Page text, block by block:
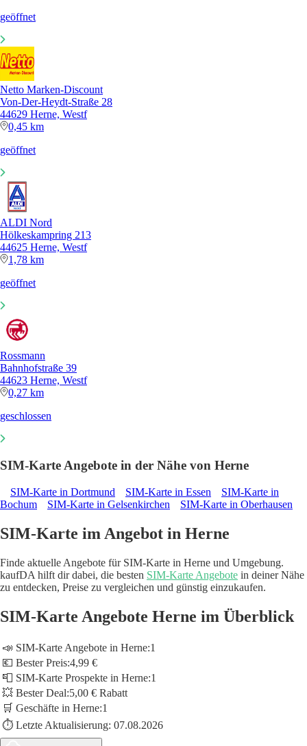
geöffnet
Netto Marken-Discount
Von-Der-Heydt-Straße 28
44629 Herne, Westf
0,45 km
geöffnet
ALDI Nord
Hölkeskampring 213
44625 Herne, Westf
1,78 km
geöffnet
Rossmann
Bahnhofstraße 39
44623 Herne, Westf
0,27 km
geschlossen
SIM-Karte Angebote in der Nähe von Herne
SIM-Karte in Dortmund SIM-Karte in Essen
SIM-Karte in
Bochum
SIM-Karte in Gelsenkirchen SIM-Karte in Oberhausen
SIM-Karte im Angebot in Herne
Finde aktuelle Angebote für SIM-Karte in Herne und Umgebung.
kaufDA hilft dir dabei, die besten SIM-Karte Angebote in deiner Nähe
zu entdecken, Preise zu vergleichen und günstig einzukaufen.
SIM-Karte Angebote Herne im Überblick
📣 SIM-Karte Angebote in Herne:1
💶 Bester Preis:4,99 €
📮 SIM-Karte Prospekte in Herne:1
💥 Bester Deal:5,00 € Rabatt
🛒 Geschäfte in Herne:1
⏱️ Letzte Aktualisierung: 07.08.2026